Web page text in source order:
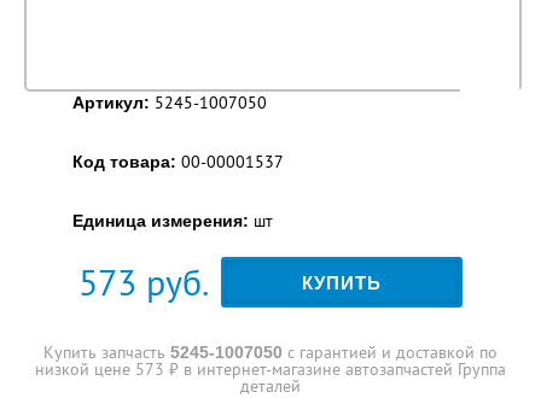
Артикул: 5245-1007050
Код товара: 00-00001537
Единица измерения: шт
573 руб. КУПИТЬ
Купить запчасть 5245-1007050 с гарантией и доставкой по
низкой цене 573 ₽ в интернет-магазине автозапчастей Группа
деталей